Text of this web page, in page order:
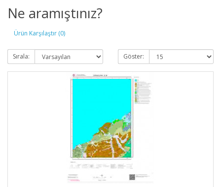
Ne aramıştınız?
Ürün Karşılaştır (0)
Sırala: Göster: